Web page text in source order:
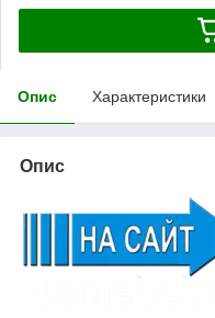
Опис Характеристики
Опис